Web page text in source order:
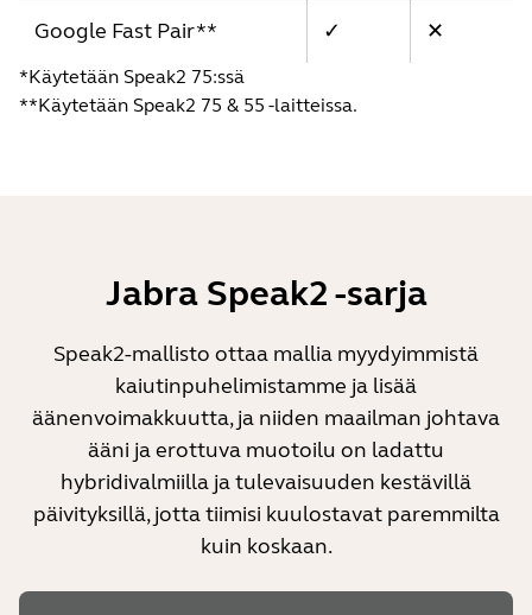
Google Fast Pair** ✓ ✕
*Käytetään Speak2 75:ssä
**Käytetään Speak2 75 & 55 -laitteissa.
Jabra Speak2 -sarja
Speak2-mallisto ottaa mallia myydyimmistä
kaiutinpuhelimistamme ja lisää
äänenvoimakkuutta, ja niiden maailman johtava
ääni ja erottuva muotoilu on ladattu
hybridivalmiilla ja tulevaisuuden kestävillä
päivityksillä, jotta tiimisi kuulostavat paremmilta
kuin koskaan.